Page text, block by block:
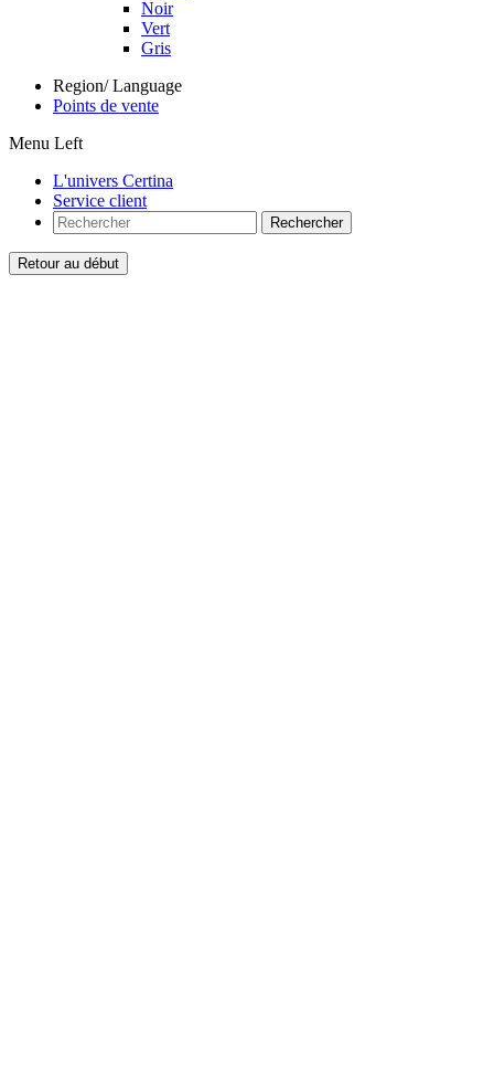
Noir
Vert
Gris
Region/ Language
Points de vente
Menu Left
L'univers Certina
Service client
Rechercher
Retour au début